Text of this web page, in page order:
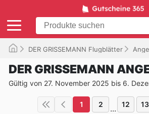
DER GRISSEMANN Flugblätter
DER GRISSEMANN
Gültig von 27. November 2025 bis 6.
1 2 ... 12 13